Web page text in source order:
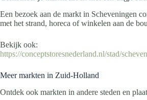
Een bezoek aan de markt in Scheveningen
met het strand, horeca of winkelen aan de
Bekijk ook:
https://conceptstoresnederland.nl/stad/
Meer markten in Zuid-Holland
Ontdek ook markten in andere steden en